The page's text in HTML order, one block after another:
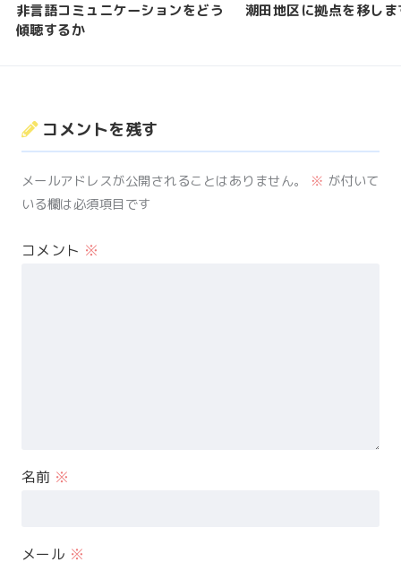
非言語コミュニケーションをどう
傾聴するか
潮田地区に拠点を移し
コメントを残す
メールアドレスが公開されることはありません。 ※ が付いて
いる欄は必須項目です
コメント ※
名前 ※
メール ※